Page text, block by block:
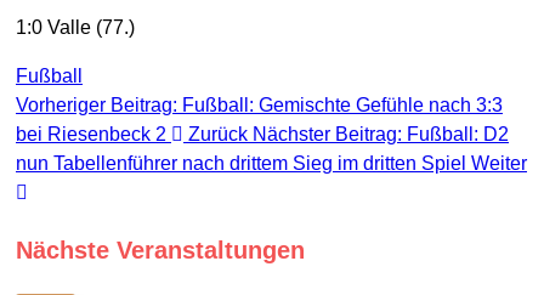
1:0 Valle (77.)
Fußball
Vorheriger Beitrag: Fußball: Gemischte Gefühle nach 3:3
bei Riesenbeck 2
Zurück Nächster Beitrag: Fußball: D2
nun Tabellenführer nach drittem Sieg im dritten Spiel Weiter
Nächste Veranstaltungen